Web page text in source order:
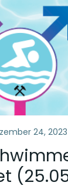
24, 2023